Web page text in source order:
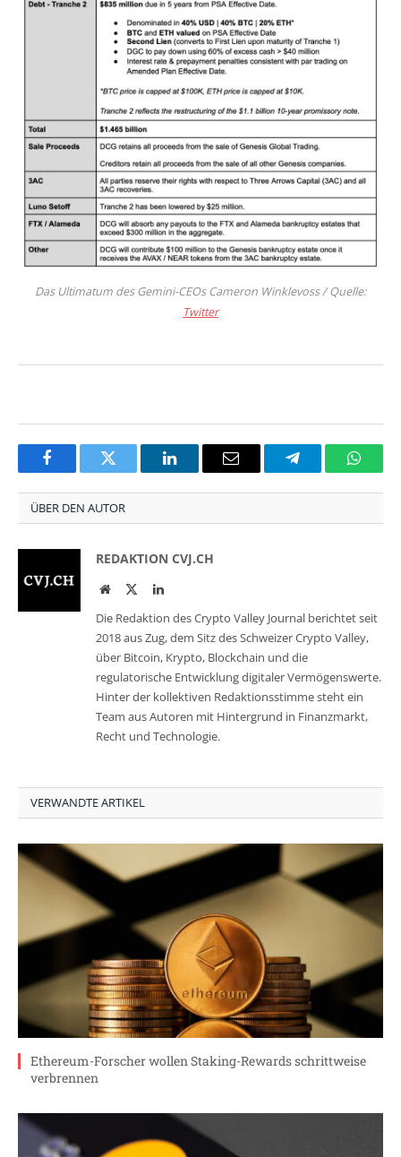
Das Ultimatum des Gemini-CEOs Cameron Winklevoss / Quelle:
Twitter
FacebookTwitter LinkedInEmail Telegram
ÜBER DEN AUTOR
REDAKTION CVJ.CH
WebsiteTwitterLinkedIn
Die Redaktion des Crypto Valley Journal berichtet seit
2018 aus Zug, dem Sitz des Schweizer Crypto Valley,
über Bitcoin, Krypto, Blockchain und die
regulatorische Entwicklung digitaler Vermögenswerte.
Hinter der kollektiven Redaktionsstimme steht ein
Team aus Autoren mit Hintergrund in Finanzmarkt,
Recht und Technologie.
VERWANDTE ARTIKEL
Ethereum-Forscher wollen Staking-Rewards schrittweise
verbrennen